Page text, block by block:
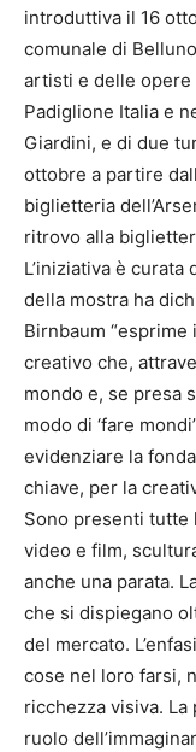
introduttiva il 16
comunale di
artisti e delle opere
Padiglione Italia e
Giardini, e di due
ottobre a partire
biglietteria
ritrovo alla
L’iniziativa è
della mostra ha
Birnbaum
creativo che,
mondo e, se presa
modo di ‘fare
evidenziare la
chiave, per la
Sono presenti tutte
video e film,
anche una parata.
che si dispiegano
del mercato.
cose nel loro farsi,
ricchezza visiva.
ruolo